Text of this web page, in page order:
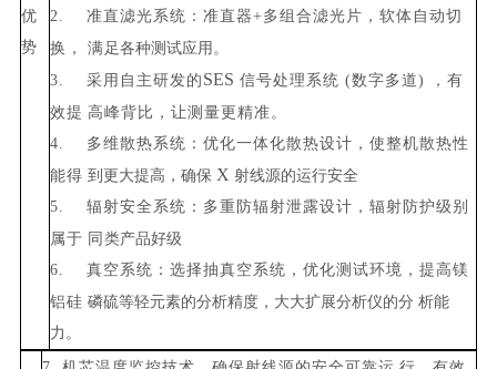
优
势
2.
准直滤光系统：准直器+多组合滤光片，软体自动切
换，
满 足各种测试应用。
3. 采用自主研发的 SES 信号处理系统 (数字多道) ，有
效提 高峰背比，让测量更精准 。
4. 多维散热系统：优化一体化散热设计，使整机散热性
能得 到更大提高，确保 X 射线源的运行安全
5. 辐射安全系统：多重防辐射泄露设计，辐射防护级别
属于 同 类产品好级
6. 真空系统：选择抽真空系统，优化测试环境，提高镁
铝硅 磷硫等轻元素的分析精度，大大扩展分析仪的分 析能
力。